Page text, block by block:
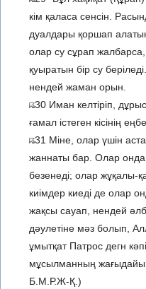
кім қаласа сенсін.
дуалдары қоршап
олар су сұрап жалбарса,
қуыратын бір су
нендей жаман орын.
30 Иман келтіріп,
ғамал істеген кісінің
31 Міне, олар үшін
жаннаты бар. Олар онда
безенеді; олар жұқалы-
киімдер киеді де олар
жақсы сауап, нендей
дәулетіне мәз болып,
ұмытқат Патрос дегн
мұсылманның
Б.М.Р.Ж-Қ.)